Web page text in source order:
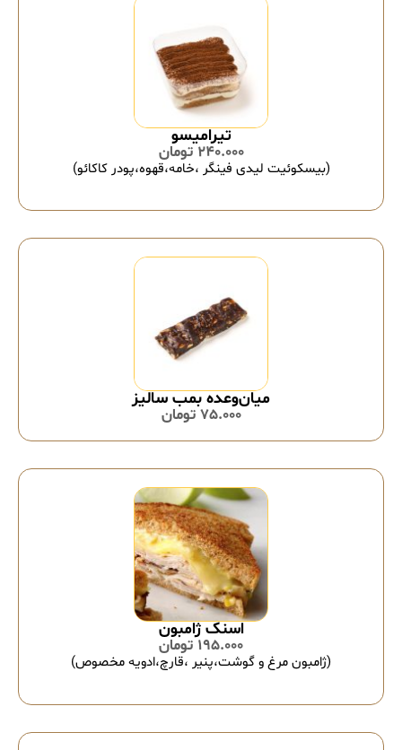
تیرامیسو
240.000 تومان
(بیسکوئیت لیدی فینگر ،خامه،قهوه،پودر کاکائو)
میان‌وعده بمب سالیز
75.000 تومان
اسنک ژامبون
195.000 تومان
(ژامبون مرغ و گوشت،پنیر ،قارچ،ادویه مخصوص)